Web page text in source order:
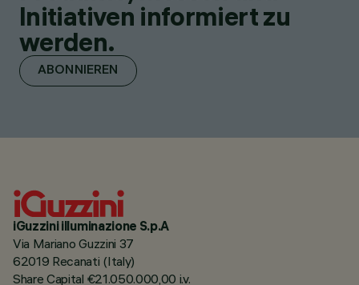
Initiativen informiert zu
werden.
ABONNIEREN
iGuzzini illuminazione S.p.A
Via Mariano Guzzini 37
62019 Recanati (Italy)
Share Capital €21.050.000,00 i.v.